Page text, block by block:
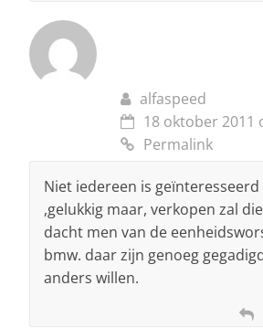
alfaspeed
18 oktober 2011
Permalink
Niet iedereen is geïnteresseerd
,gelukkig maar, verkopen zal
dacht men van de
bmw. daar zijn genoeg
anders willen.